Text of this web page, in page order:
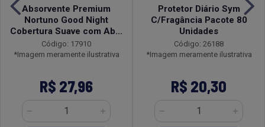
Absorvente Premium
Nortuno Good Night
Cobertura Suave com Ab...
Código: 17910
*Imagem meramente ilustrativa
R$ 27,96
Protetor Diário Sym
C/Fragância Pacote 80
Unidades
Código: 26188
*Imagem meramente ilustrativa
R$ 20,30